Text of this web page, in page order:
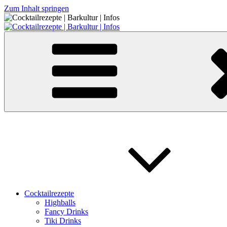
Zum Inhalt springen
Cocktailrezepte | Barkultur | Infos
Cocktailrezepte
Highballs
Fancy Drinks
Tiki Drinks